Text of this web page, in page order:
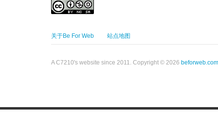
关于Be For Web 站点地图
A C7210's website since 2011. Copyright © 2026 beforweb.com